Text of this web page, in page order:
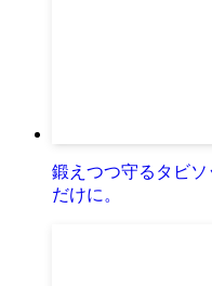
鍛えつつ守るタビ
だけに。